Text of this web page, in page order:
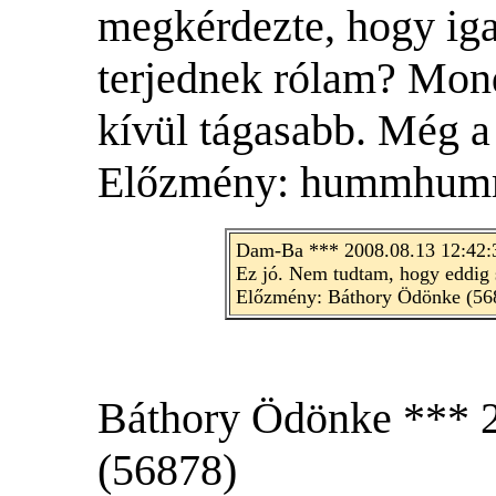
megkérdezte, hogy
terjednek rólam?
kívül tágasabb. Még
Előzmény:
Dam-Ba *** 2008.08.13
Ez jó. Nem tudtam, hogy
Előzmény: Báthory Ödönke
Báthory Ödönke ***
(56878)